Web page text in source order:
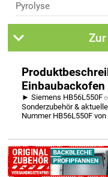
Pyrolyse
Einbaubackofen
► Siemens HB56L550F
Sonderzubehör &
Nummer HB56L550F